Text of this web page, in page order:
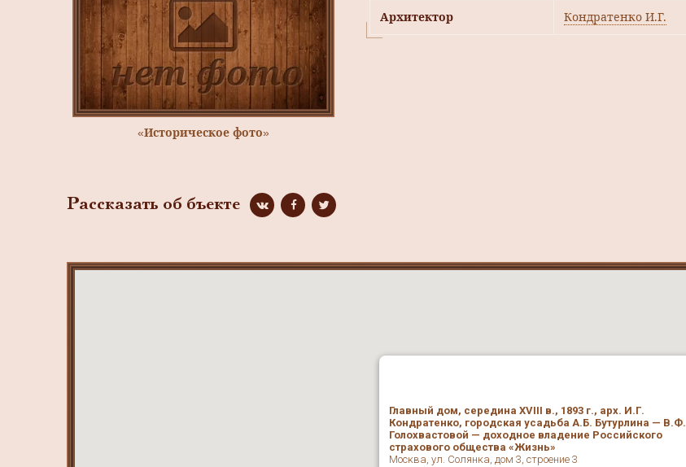
«Историческое фото»
Архитектор Кондратенко И.Г.
Рассказать об бъекте
Главный дом, середина XVIII в., 1893 г., арх. И.Г.
Кондратенко, городская усадьба А.Б. Бутурлина — В.Ф.
Голохвастовой — доходное владение Российского
страхового общества «Жизнь»
Москва, ул. Солянка, дом 3, строение 3